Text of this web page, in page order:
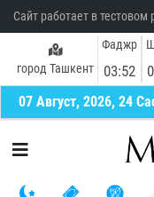
Сайт работает в
город Ташкент
Фаджр
03:52
07 Август, 2026, 24